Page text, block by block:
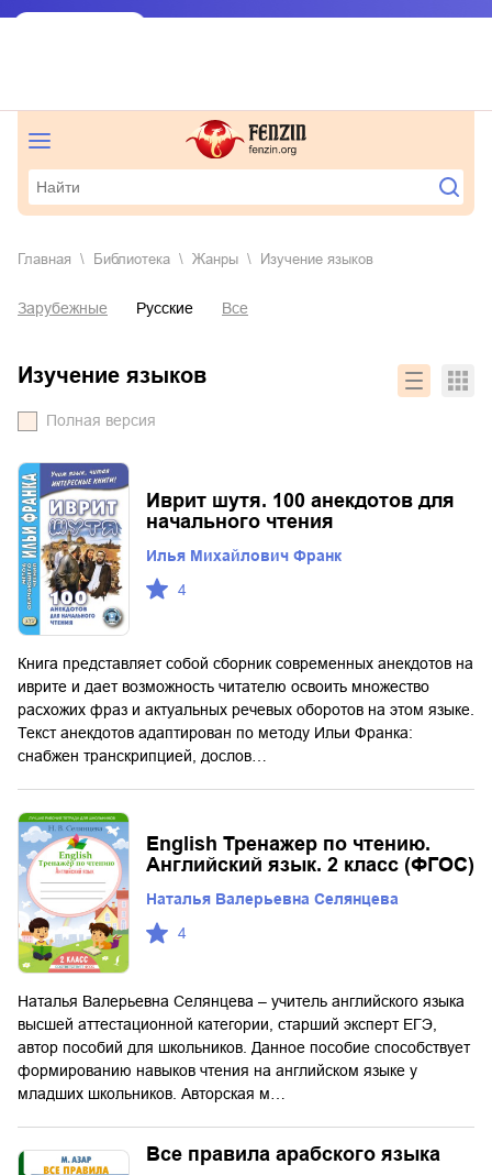
Главная Библиотека Жанры изучение языков
Зарубежные Русские Все
изучение языков
Полная версия
Иврит шутя. 100 анекдотов для
начального чтения
Илья Михайлович Франк
4
Книга представляет собой сборник современных анекдотов на
иврите и дает возможность читателю освоить множество
расхожих фраз и актуальных речевых оборотов на этом языке.
Текст анекдотов адаптирован по методу Ильи Франка:
снабжен транскрипцией, дослов…
English Тренажер по чтению.
Английский язык. 2 класс (ФГОС)
Наталья Валерьевна Селянцева
4
Наталья Валерьевна Селянцева – учитель английского языка
высшей аттестационной категории, старший эксперт ЕГЭ,
автор пособий для школьников. Данное пособие способствует
формированию навыков чтения на английском языке у
младших школьников. Авторская м…
Все правила арабского языка